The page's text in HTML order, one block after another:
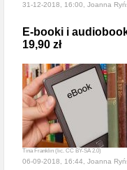
31-12-2018, 16:00, Joanna
E-booki i
19,90 zł
Tina Franklin (lic. CC BY-SA 2.0)
06-09-2018, 16:44, Joanna